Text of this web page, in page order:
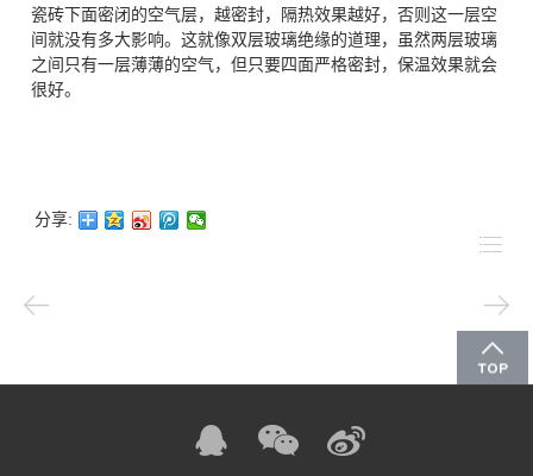
瓷砖下面密闭的空气层，越密封，隔热效果越好，否则这一层空
间就没有多大影响。这就像双层玻璃绝缘的道理，虽然两层玻璃
之间只有一层薄薄的空气，但只要四面严格密封，保温效果就会
很好。
分享: